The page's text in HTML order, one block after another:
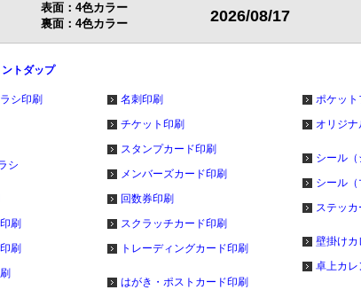
表面：4色カラー
裏面：4色カラー
2026/08/17
トダップ
シ印刷
シ
刷
刷
名刺印刷
チケット印刷
スタンプカード印刷
メンバーズカード印刷
回数券印刷
スクラッチカード印刷
トレーディングカード印刷
はがき・ポストカード印刷
ポケッ
オリジ
シール（
シール（
ステッカ
壁掛けカ
卓上カレ